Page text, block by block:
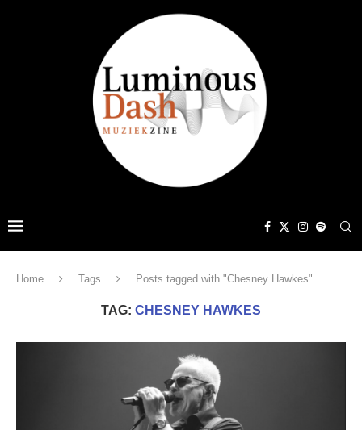
Home Tags Posts tagged with "Chesney Hawkes"
TAG: CHESNEY HAWKES